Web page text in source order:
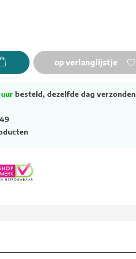
op verlanglijstje
besteld, dezelfde dag verzonden